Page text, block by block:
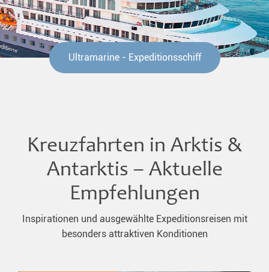
Ultramarine - Expeditionsschiff
Kreuzfahrten in Arktis &
Antarktis – Aktuelle
Empfehlungen
Inspirationen und ausgewählte Expeditionsreisen mit
besonders attraktiven Konditionen